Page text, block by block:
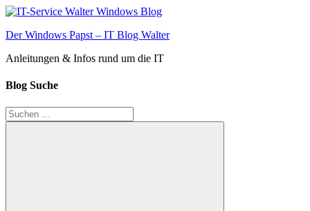
Zum
springen
Der Windows Papst – IT Blog Walter
Anleitungen & Infos rund um die IT
Blog Suche
Suchen
nach: